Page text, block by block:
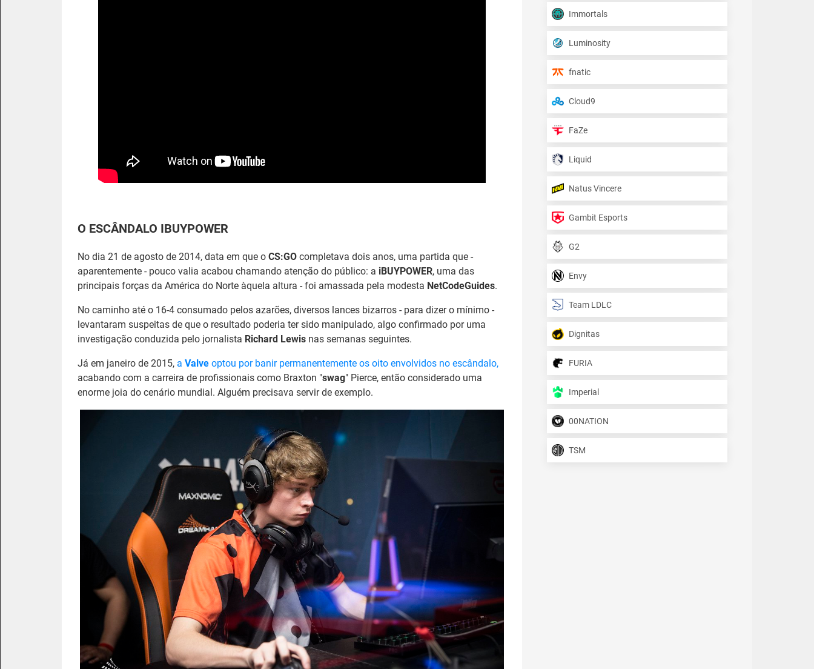
O ESCÂNDALO IBUYPOWER
No dia 21 de agosto de 2014, data em que o CS:GO completava dois anos, uma partida que -
aparentemente - pouco valia acabou chamando atenção do público: a iBUYPOWER, uma das
principais forças da América do Norte àquela altura - foi amassada pela modesta NetCodeGuides.
No caminho até o 16-4 consumado pelos azarões, diversos lances bizarros - para dizer o mínimo -
levantaram suspeitas de que o resultado poderia ter sido manipulado, algo confirmado por uma
investigação conduzida pelo jornalista Richard Lewis nas semanas seguintes.
Já em janeiro de 2015, a Valve optou por banir permanentemente os oito envolvidos no escândalo,
acabando com a carreira de profissionais como Braxton "swag" Pierce, então considerado uma
enorme joia do cenário mundial. Alguém precisava servir de exemplo.
Immortals
Luminosity
fnatic
Cloud9
FaZe
Liquid
Natus Vincere
Gambit Esports
G2
Envy
Team LDLC
Dignitas
FURIA
Imperial
00NATION
TSM